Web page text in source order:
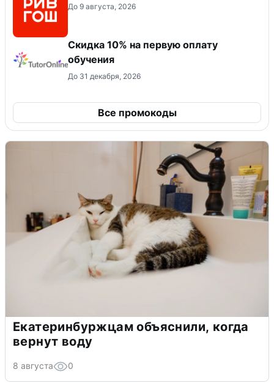
До 9 августа, 2026
Скидка 10% на первую оплату
обучения
До 31 декабря, 2026
Все промокоды
Екатеринбуржцам объяснили, когда
вернут воду
8 августа 0